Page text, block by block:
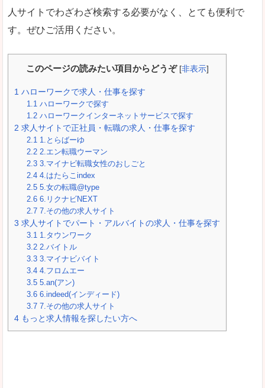
人サイトでわざわざ検索する必要がなく、とても便利で
す。ぜひご活用ください。
このページの読みたい項目からどうぞ [非表示]
1 ハローワークで求人・仕事を探す
1.1 ハローワークで探す
1.2 ハローワークインターネットサービスで探す
2 求人サイトで正社員・転職の求人・仕事を探す
2.1 1.とらばーゆ
2.2 2.エン転職ウーマン
2.3 3.マイナビ転職女性のおしごと
2.4 4.はたらこindex
2.5 5.女の転職@type
2.6 6.リクナビNEXT
2.7 7.その他の求人サイト
3 求人サイトでパート・アルバイトの求人・仕事を探す
3.1 1.タウンワーク
3.2 2.バイトル
3.3 3.マイナビバイト
3.4 4.フロムエー
3.5 5.an(アン)
3.6 6.indeed(インディード)
3.7 7.その他の求人サイト
4 もっと求人情報を探したい方へ